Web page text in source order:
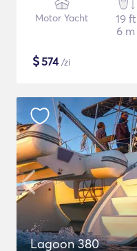
Motor Yacht
19 ft
6 m
$574/zi
Lagoon 380